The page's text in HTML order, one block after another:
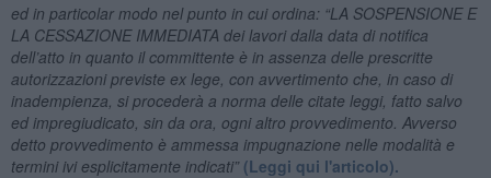
ed in particolar modo nel punto in cui ordina: “LA SOSPENSIONE E
LA CESSAZIONE IMMEDIATA dei lavori dalla data di notifica
dell’atto in quanto il committente è in assenza delle prescritte
autorizzazioni previste ex lege, con avvertimento che, in caso di
inadempienza, si procederà a norma delle citate leggi, fatto salvo
ed impregiudicato, sin da ora, ogni altro provvedimento. Avverso
detto provvedimento è ammessa impugnazione nelle modalità e
termini ivi esplicitamente indicati” (Leggi qui l'articolo).